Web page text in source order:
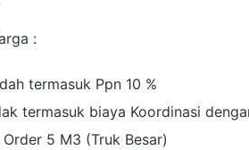
:
termasuk Ppn 10 %
termasuk biaya Koordinasi
5 M3 (Truk Besar)